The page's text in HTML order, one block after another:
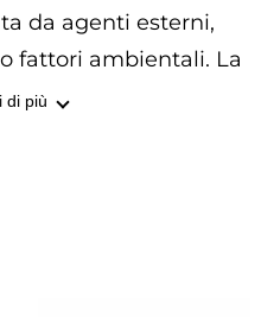
da agenti esterni,
fattori ambientali. La
shampoo nutrienti,
di più